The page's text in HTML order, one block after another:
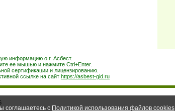
информацию о г. Асбест.
ее мышью и нажмите Ctrl+Enter.
сертификации и лицензированию.
ссылке на сайт https://asbest-gid.ru
соглашаетесь с Политикой использования файлов cookies